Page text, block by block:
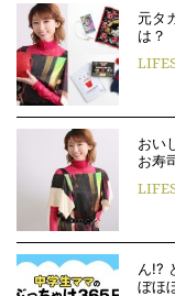
元タ
は？
おい
お寿
ん!?
ぼほ